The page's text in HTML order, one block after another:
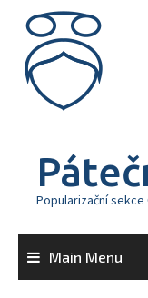
content
Popularizační
Main Menu